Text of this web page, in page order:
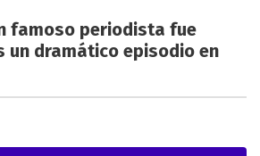
famoso periodista fue
un dramático episodio en